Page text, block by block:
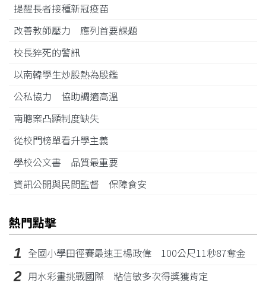
提醒長者接種新冠疫苗
改善教師壓力 應列首要課題
校長猝死的警訊
以南韓學生炒股熱為殷鑑
公私協力 協助調適高溫
南聰案凸顯制度缺失
從校門榜單看升學主義
學校公文書 品質最重要
資訊公開與民間監督 保障食安
熱門點擊
1 全國小學田徑賽最速王楊政偉 100公尺11秒87奪金
2 用水彩畫挑戰國際 粘信敏多次得獎獲肯定